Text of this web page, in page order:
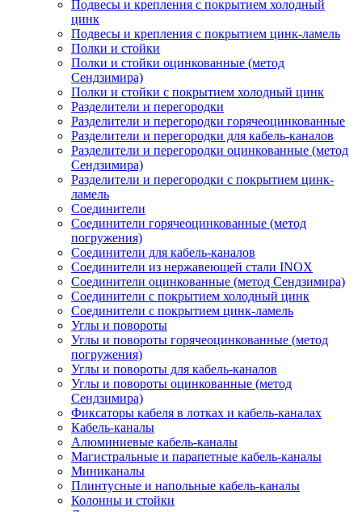
Подвесы и крепления с покрытием холодный
цинк
Подвесы и крепления с покрытием цинк-ламель
Полки и стойки
Полки и стойки оцинкованные (метод
Сендзимира)
Полки и стойки с покрытием холодный цинк
Разделители и перегородки
Разделители и перегородки горячеоцинкованные
Разделители и перегородки для кабель-каналов
Разделители и перегородки оцинкованные (метод
Сендзимира)
Разделители и перегородки с покрытием цинк-
ламель
Соединители
Соединители горячеоцинкованные (метод
погружения)
Соединители для кабель-каналов
Соединители из нержавеющей стали INOX
Соединители оцинкованные (метод Сендзимира)
Соединители с покрытием холодный цинк
Соединители с покрытием цинк-ламель
Углы и повороты
Углы и повороты горячеоцинкованные (метод
погружения)
Углы и повороты для кабель-каналов
Углы и повороты оцинкованные (метод
Сендзимира)
Фиксаторы кабеля в лотках и кабель-каналах
Кабель-каналы
Алюминиевые кабель-каналы
Магистральные и парапетные кабель-каналы
Миниканалы
Плинтусные и напольные кабель-каналы
Колонны и стойки